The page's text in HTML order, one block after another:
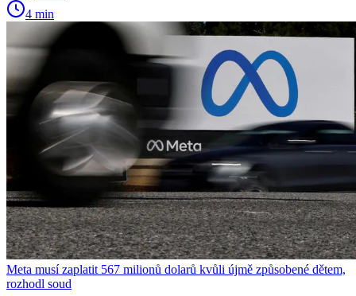
4 min
Meta musí zaplatit 567 milionů dolarů kvůli újmě způsobené dětem,
rozhodl soud